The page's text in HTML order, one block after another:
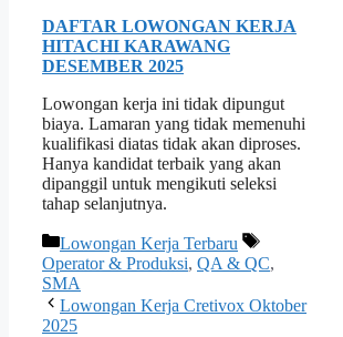
DAFTAR LOWONGAN KERJA
HITACHI KARAWANG
DESEMBER 2025
Lowongan kerja ini tidak dipungut
biaya. Lamaran yang tidak memenuhi
kualifikasi diatas tidak akan diproses.
Hanya kandidat terbaik yang akan
dipanggil untuk mengikuti seleksi
tahap selanjutnya.
Kategori
Lowongan Kerja Terbaru
Tag
Operator & Produksi, QA & QC,
SMA
Lowongan Kerja Cretivox Oktober
2025